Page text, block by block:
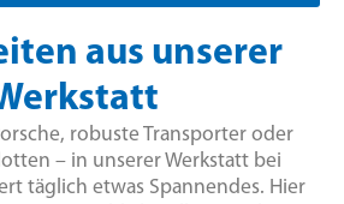
aus unserer
robuste Transporter oder
– in unserer Werkstatt bei
täglich etwas Spannendes. Hier